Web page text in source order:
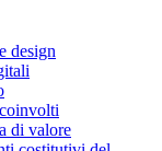
design
di valore